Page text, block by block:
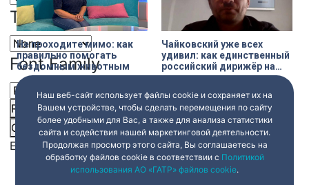
Text Edge Style
Font Family
Resetrestore all settings to the default values Done
Close Modal Dialog
End of dialog window.
Не проходите мимо: как
правильно помогать
бездомным животным
24 августа 202003:55
Чайковский уже всех
удивил: как единственный
российский дирижёр на
юбилейном
готовится к выступлению
24 августа 202003:55
Наш веб-сайт использует файлы cookie и сохраняет их на
Вашем устройстве, чтобы сделать перемещения по сайту
более удобными для Вас, а также для анализа статистики
сайта и содействия нашей маркетинговой деятельности.
Продолжая просмотр этого сайта, Вы соглашаетесь на
обработку файлов cookie в соответствии с Политикой
использования АО «ГАТР» файлов cookie.